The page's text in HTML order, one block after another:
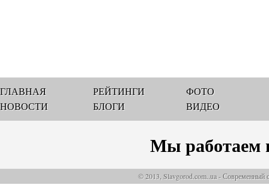
ГЛАВНАЯ
НОВОСТИ
РЕЙТИНГИ
БЛОГИ
ФОТО
ВИДЕО
Мы работаем
© 2013, Slavgorod.com..ua - Современный